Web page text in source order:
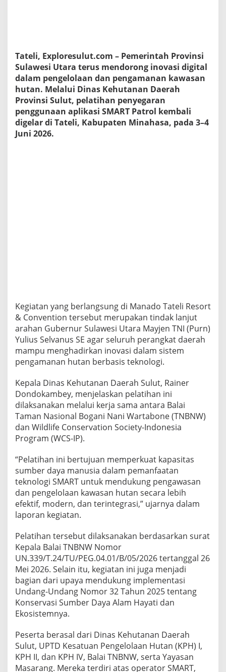
u
t
P
e
r
k
u
a
g
a
n
S
M
A
T
a
t
r
l
Tateli, Exploresulut.com – Pemerintah Provinsi
Sulawesi Utara terus mendorong inovasi digital
dalam pengelolaan dan pengamanan kawasan
hutan. Melalui Dinas Kehutanan Daerah
Provinsi Sulut, pelatihan penyegaran
penggunaan aplikasi SMART Patrol kembali
digelar di Tateli, Kabupaten Minahasa, pada 3–4
Juni 2026.
Kegiatan yang berlangsung di Manado Tateli Resort
& Convention tersebut merupakan tindak lanjut
arahan Gubernur Sulawesi Utara Mayjen TNI (Purn)
Yulius Selvanus SE agar seluruh perangkat daerah
mampu menghadirkan inovasi dalam sistem
pengamanan hutan berbasis teknologi.
Kepala Dinas Kehutanan Daerah Sulut, Rainer
Dondokambey, menjelaskan pelatihan ini
dilaksanakan melalui kerja sama antara Balai
Taman Nasional Bogani Nani Wartabone (TNBNW)
dan Wildlife Conservation Society-Indonesia
Program (WCS-IP).
“Pelatihan ini bertujuan memperkuat kapasitas
sumber daya manusia dalam pemanfaatan
teknologi SMART untuk mendukung pengawasan
dan pengelolaan kawasan hutan secara lebih
efektif, modern, dan terintegrasi,” ujarnya dalam
laporan kegiatan.
Pelatihan tersebut dilaksanakan berdasarkan surat
Kepala Balai TNBNW Nomor
UN.339/T.24/TU/PEG.04.01/B/05/2026 tertanggal 26
Mei 2026. Selain itu, kegiatan ini juga menjadi
bagian dari upaya mendukung implementasi
Undang-Undang Nomor 32 Tahun 2025 tentang
Konservasi Sumber Daya Alam Hayati dan
Ekosistemnya.
Peserta berasal dari Dinas Kehutanan Daerah
Sulut, UPTD Kesatuan Pengelolaan Hutan (KPH) I,
KPH II, dan KPH IV, Balai TNBNW, serta Yayasan
Masarang. Mereka terdiri atas operator SMART,